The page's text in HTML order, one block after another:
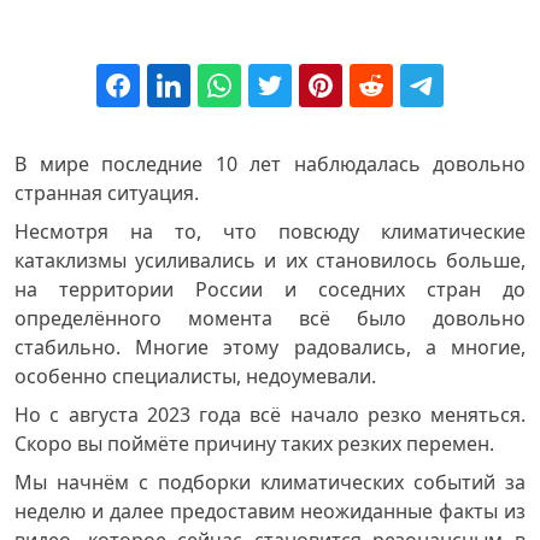
В мире последние 10 лет наблюдалась довольно
странная ситуация.
Несмотря на то, что повсюду климатические
катаклизмы усиливались и их становилось больше,
на территории России и соседних стран до
определённого момента всё было довольно
стабильно. Многие этому радовались, а многие,
особенно специалисты, недоумевали.
Но с августа 2023 года всё начало резко меняться.
Скоро вы поймёте причину таких резких перемен.
Мы начнём с подборки климатических событий за
неделю и далее предоставим неожиданные факты из